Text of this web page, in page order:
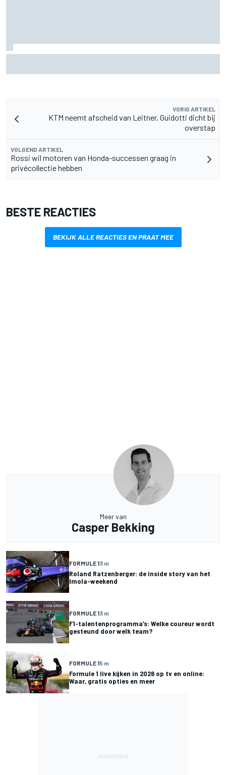
VORIG ARTIKEL
KTM neemt afscheid van Leitner, Guidotti dicht bij
overstap
VOLGEND ARTIKEL
Rossi wil motoren van Honda-successen graag in
privécollectie hebben
BESTE REACTIES
BEKIJK ALLE REACTIES EN PRAAT MEE
Meer van
Casper Bekking
FORMULE 13 m
Roland Ratzenberger: de inside story van het
Imola-weekend
FORMULE 13 m
F1-talentenprogramma’s: Welke coureur wordt
gesteund door welk team?
FORMULE 15 m
Formule 1 live kijken in 2026 op tv en online:
Waar, gratis opties en meer